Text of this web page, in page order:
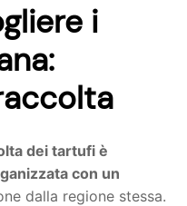
i
dei tartufi è
con un
dalla regione stessa.